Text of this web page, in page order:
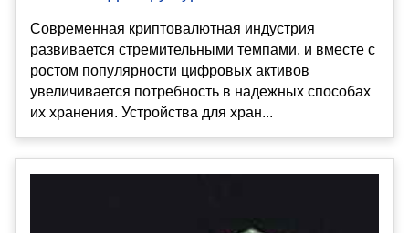
Современная криптовалютная индустрия
развивается стремительными темпами, и вместе с
ростом популярности цифровых активов
увеличивается потребность в надежных способах
их хранения. Устройства для хран...